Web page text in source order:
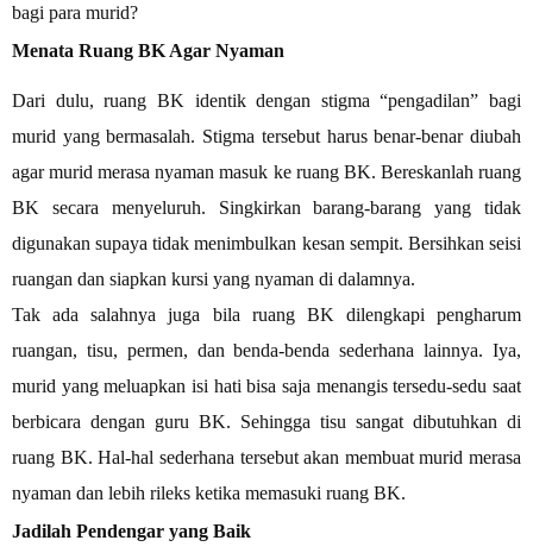
bagi para murid?
Menata Ruang BK Agar Nyaman
Dari dulu, ruang BK identik dengan stigma “pengadilan” bagi
murid yang bermasalah. Stigma tersebut harus benar-benar diubah
agar murid merasa nyaman masuk ke ruang BK. Bereskanlah ruang
BK secara menyeluruh. Singkirkan barang-barang yang tidak
digunakan supaya tidak menimbulkan kesan sempit. Bersihkan seisi
ruangan dan siapkan kursi yang nyaman di dalamnya.
Tak ada salahnya juga bila ruang BK dilengkapi pengharum
ruangan, tisu, permen, dan benda-benda sederhana lainnya. Iya,
murid yang meluapkan isi hati bisa saja menangis tersedu-sedu saat
berbicara dengan guru BK. Sehingga tisu sangat dibutuhkan di
ruang BK. Hal-hal sederhana tersebut akan membuat murid merasa
nyaman dan lebih rileks ketika memasuki ruang BK.
Jadilah Pendengar yang Baik